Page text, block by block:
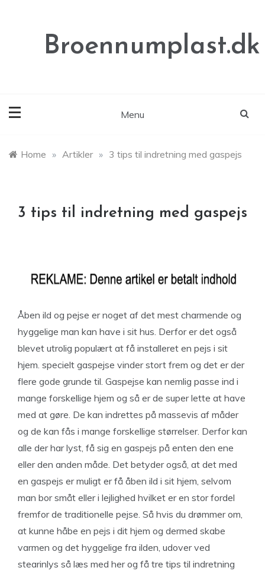
Broennumplast.dk
Menu
Home » Artikler » 3 tips til indretning med gaspejs
3 tips til indretning med gaspejs
Åben ild og pejse er noget af det mest charmende og
hyggelige man kan have i sit hus. Derfor er det også
blevet utrolig populært at få installeret en pejs i sit
hjem. specielt gaspejse vinder stort frem og det er der
flere gode grunde til. Gaspejse kan nemlig passe ind i
mange forskellige hjem og så er de super lette at have
med at gøre. De kan indrettes på massevis af måder
og de kan fås i mange forskellige størrelser. Derfor kan
alle der har lyst, få sig en gaspejs på enten den ene
eller den anden måde. Det betyder også, at det med
en gaspejs er muligt er få åben ild i sit hjem, selvom
man bor småt eller i lejlighed hvilket er en stor fordel
fremfor de traditionelle pejse. Så hvis du drømmer om,
at kunne håbe en pejs i dit hjem og dermed skabe
varmen og det hyggelige fra ilden, udover ved
stearinlys så læs med her og få tre tips til indretning